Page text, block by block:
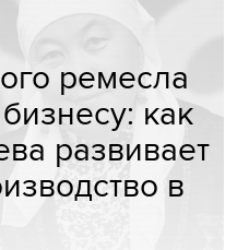
ремесла
как
развивает
в